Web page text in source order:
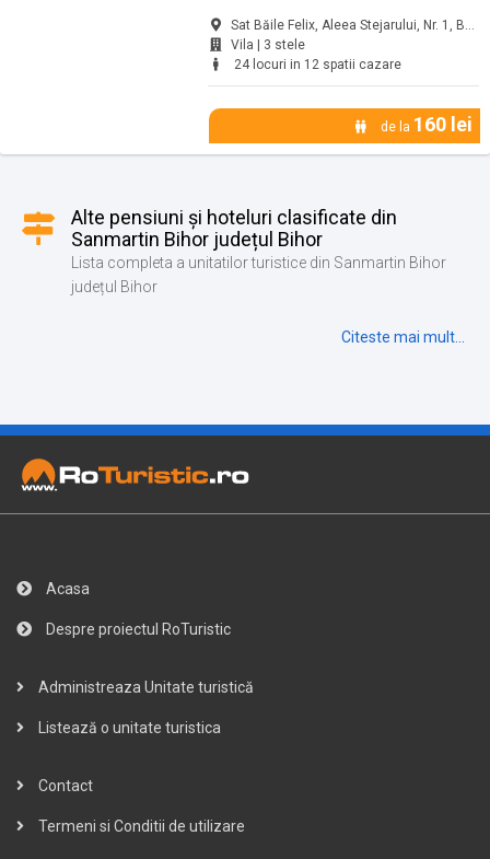
Sat Băile Felix, Aleea Stejarului, Nr. 1, Băile Felix, jud. Bihor
Vila | 3 stele
24 locuri in 12 spatii cazare
de la 160 lei
Alte pensiuni și hoteluri clasificate din
Sanmartin Bihor județul Bihor
Lista completa a unitatilor turistice din Sanmartin Bihor
județul Bihor
Citeste mai mult...
Acasa
Despre proiectul RoTuristic
Administreaza Unitate turistică
Listează o unitate turistica
Contact
Termeni si Conditii de utilizare